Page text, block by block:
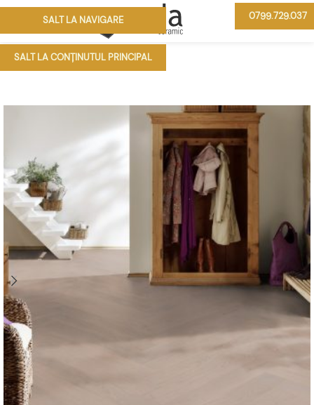
SALT LA NAVIGARE
SALT LA CONȚINUTUL PRINCIPAL
0799.729.037